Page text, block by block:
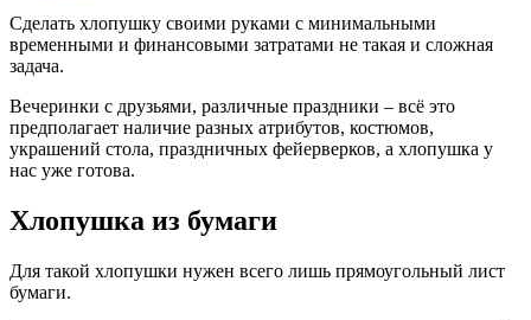
Сделать хлопушку своими руками с минимальными
временными и финансовыми затратами не такая и сложная
задача.
Вечеринки с друзьями, различные праздники – всё это
предполагает наличие разных атрибутов, костюмов,
украшений стола, праздничных фейерверков, а хлопушка у
нас уже готова.
Хлопушка из бумаги
Для такой хлопушки нужен всего лишь прямоугольный лист
бумаги.